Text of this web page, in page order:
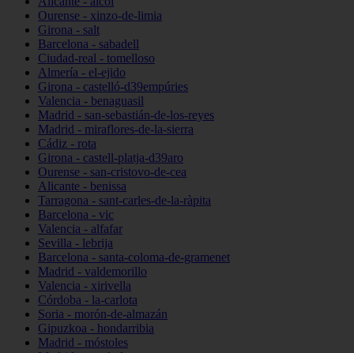
Ourense - xinzo-de-limia
Girona - salt
Barcelona - sabadell
Ciudad-real - tomelloso
Almería - el-ejido
Girona - castelló-d39empúries
Valencia - benaguasil
Madrid - san-sebastián-de-los-reyes
Madrid - miraflores-de-la-sierra
Cádiz - rota
Girona - castell-platja-d39aro
Ourense - san-cristovo-de-cea
Alicante - benissa
Tarragona - sant-carles-de-la-ràpita
Barcelona - vic
Valencia - alfafar
Sevilla - lebrija
Barcelona - santa-coloma-de-gramenet
Madrid - valdemorillo
Valencia - xirivella
Córdoba - la-carlota
Soria - morón-de-almazán
Gipuzkoa - hondarribia
Madrid - móstoles